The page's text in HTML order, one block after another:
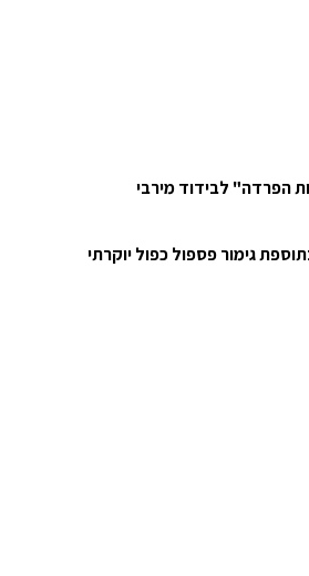
הפרדה" לבידוד מירבי
גימור פספול כפול יוקרתי